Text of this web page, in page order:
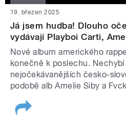
19. březen 2025
Já jsem hudba! Dlouho
vydávají Playboi Carti,
Nové album amerického
konečně k poslechu. Nechybí
nejočekávanějších česko-
podobě alb Amelie Siby a